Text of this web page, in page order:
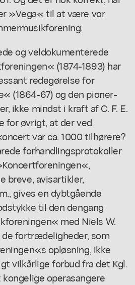
»Vega« til at være vor
og veldokumenterede
(1874-1893) har
redegørelse for
(1864-67) og den pioner-
ikke mindst i kraft af C. F. E.
for øvrigt, at der ved
var ca. 1000 tilhørere?
forhandlingsprotokoller
breve, avisartikler,
gives en dybtgående
til den dengang
med Niels W.
de fortrædeligheder, som
opløsning, ikke
vilkårlige forbud fra det Kgl.
operasangere